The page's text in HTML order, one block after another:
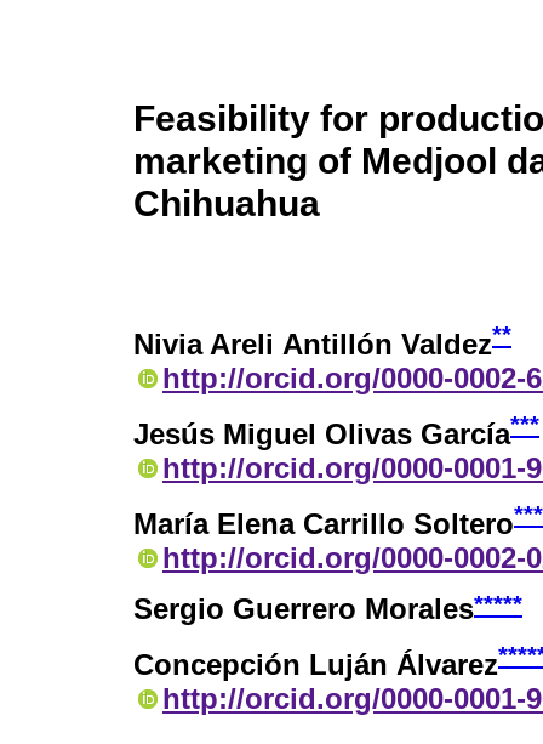
Feasibility for
marketing of Medjool
Chihuahua
Nivia Areli Antillón Valdez**
http://orcid.org/0000-0002-
Jesús Miguel Olivas García***
http://orcid.org/0000-0001-
María Elena Carrillo Soltero
http://orcid.org/0000-0002-
Sergio Guerrero Morales*****
Concepción Luján Álvarez
http://orcid.org/0000-0001-